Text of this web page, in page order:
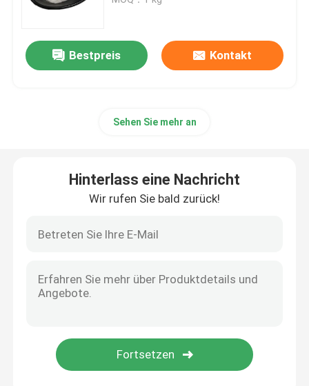
Obst- und Gemüsepulver
Rhodiola Rosea Extraktpulver
Ashwagandha-Extraktpulver
Bestpreis Kontakt
Sehen Sie mehr an
Hinterlass eine Nachricht
Wir rufen Sie bald zurück!